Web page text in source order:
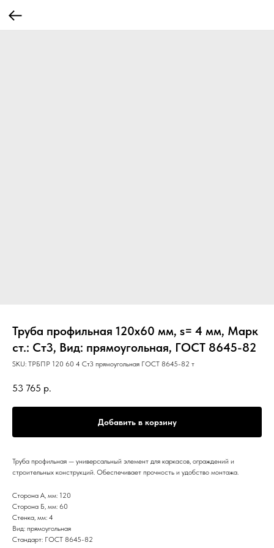
Труба профильная 120х60 мм, s= 4 мм, Марк
ст.: Ст3, Вид: прямоугольная, ГОСТ 8645-82
SKU: ТРБПР 120 60 4 Ст3 прямоугольная ГОСТ 8645-82 т
53 765 р.
Добавить в корзину
Труба профильная — универсальный элемент для каркасов, ограждений и
строительных конструкций. Обеспечивает прочность и удобство монтажа.
Сторона А, мм: 120
Сторона Б, мм: 60
Стенка, мм: 4
Вид: прямоугольная
Стандарт: ГОСТ 8645-82